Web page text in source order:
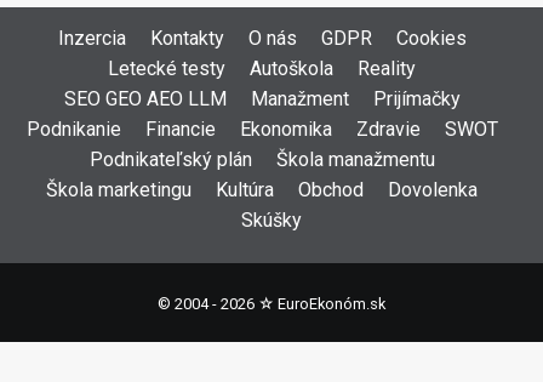
Inzercia Kontakty O nás GDPR
Cookies
Letecké testy
Autoškola
Reality
SEO GEO AEO LLM
Manažment
Prijímačky
Podnikanie
Financie Ekonomika Zdravie
SWOT
Podnikateľský plán
Škola manažmentu
Škola marketingu
Kultúra Obchod
Dovolenka
Skúšky
© 2004 - 2026 ☆ EuroEkonóm.sk